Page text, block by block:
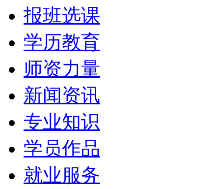
报班选课
学历教育
师资力量
新闻资讯
专业知识
学员作品
就业服务